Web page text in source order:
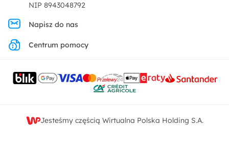
Polityka prywatności
Ustawienia prywatności
Kontakt
NIP 8943048792
Napisz do nas
Centrum pomocy
Jesteśmy częścią Wirtualna Polska Holding S.A.